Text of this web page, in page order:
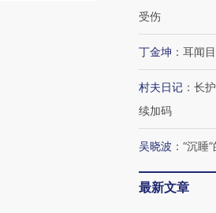
受伤
丁金坤 ： 耳闻
村夫日记 ： 长
续加码
吴晓波 ： “沉睡
最新文章